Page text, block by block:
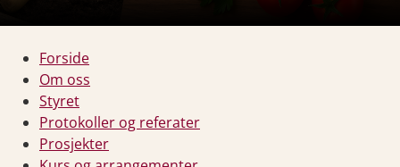
Forside
Om oss
Styret
Protokoller og referater
Prosjekter